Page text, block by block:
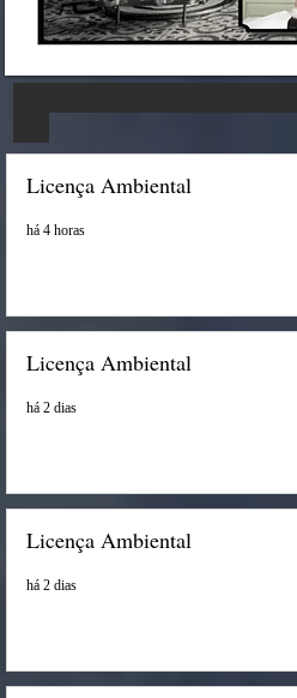
Licença Ambiental
há 4 horas
Licença Ambiental
há 2 dias
Licença Ambiental
há 2 dias